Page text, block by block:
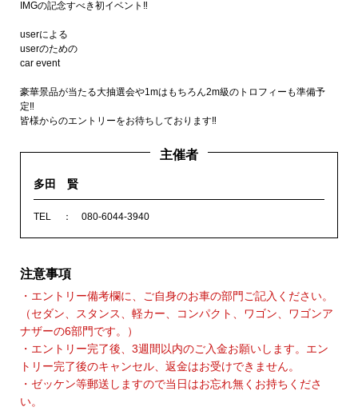
IMGの記念すべき初イベント‼
userによる
userのための
car event
豪華景品が当たる大抽選会や1mはもちろん2m級のトロフィーも準備予
定‼
皆様からのエントリーをお待ちしております‼
主催者
多田 賢
TEL 080-6044-3940
注意事項
・エントリー備考欄に、ご自身のお車の部門ご記入ください。
（セダン、スタンス、軽カー、コンパクト、ワゴン、ワゴンア
ナザーの6部門です。）
・エントリー完了後、3週間以内のご入金お願いします。エン
トリー完了後のキャンセル、返金はお受けできません。
・ゼッケン等郵送しますので当日はお忘れ無くお持ちくださ
い。